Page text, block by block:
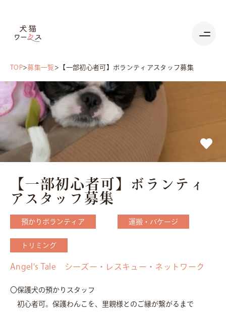
TOP 募集一覧 【一部初心者可】ボランティアスタッフ募集
【一部初心者可】ボランティ
アスタッフ募集
預かりボランティア 運搬・バケージ
トリミング
Angel's Tale シーズー・レスキュー・ネットワーク
〇保護犬の預かりスタッフ
初心者可。保護わんこを、里親様とのご縁が繋がるまで